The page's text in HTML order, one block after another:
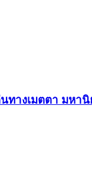
ทางเมตตา​ มหา​